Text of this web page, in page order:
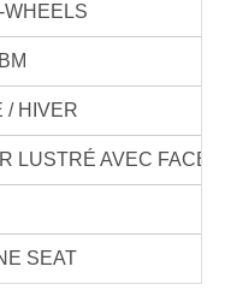
WHEELS
/ HIVER
LUSTRÉ AVEC FACE
SEAT